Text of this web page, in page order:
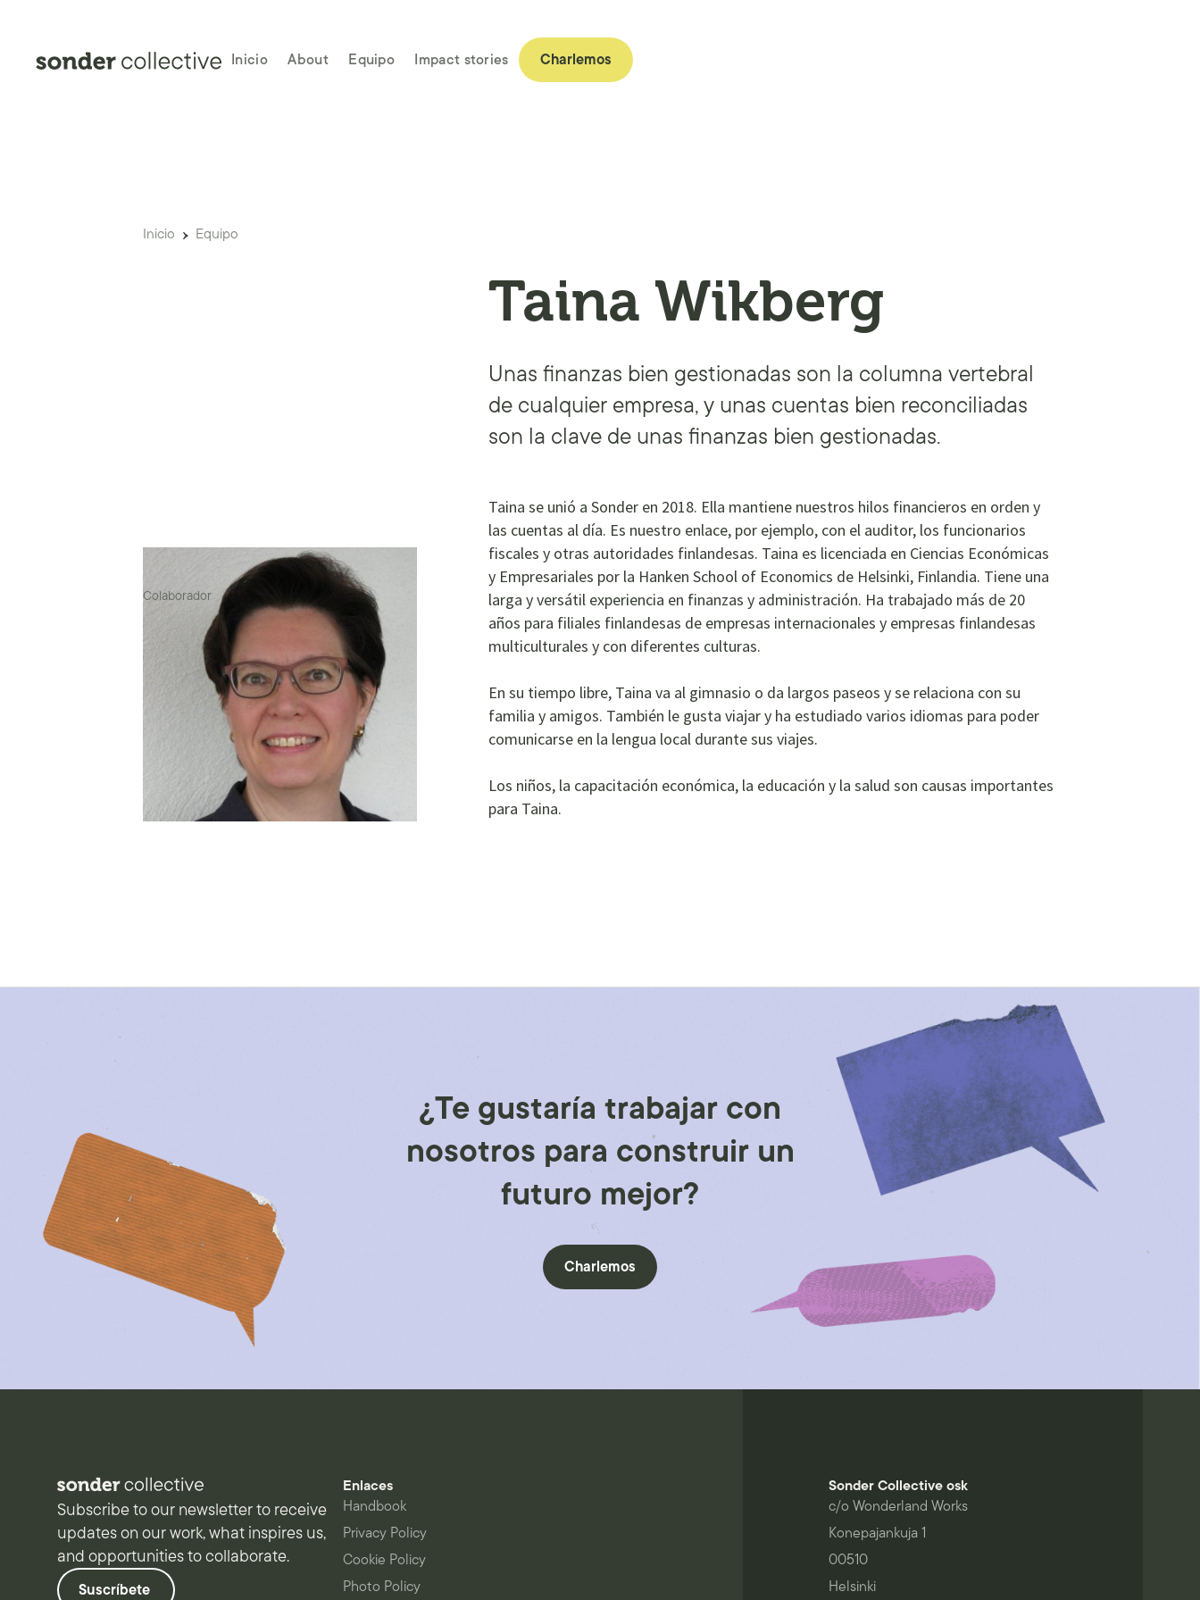
Inicio About Equipo Impact stories Charlemos
Inicio Equipo
Director financiero
Colaborador
Contextos de trabajo
🇫🇮 Finland
Áreas de especialización
Financiación de empresas
Taina Wikberg
Unas finanzas bien gestionadas son la columna vertebral
de cualquier empresa, y unas cuentas bien reconciliadas
son la clave de unas finanzas bien gestionadas.
Taina se unió a Sonder en 2018. Ella mantiene nuestros hilos financieros en orden y
las cuentas al día. Es nuestro enlace, por ejemplo, con el auditor, los funcionarios
fiscales y otras autoridades finlandesas. Taina es licenciada en Ciencias Económicas
y Empresariales por la Hanken School of Economics de Helsinki, Finlandia. Tiene una
larga y versátil experiencia en finanzas y administración. Ha trabajado más de 20
años para filiales finlandesas de empresas internacionales y empresas finlandesas
multiculturales y con diferentes culturas.
En su tiempo libre, Taina va al gimnasio o da largos paseos y se relaciona con su
familia y amigos. También le gusta viajar y ha estudiado varios idiomas para poder
comunicarse en la lengua local durante sus viajes.
Los niños, la capacitación económica, la educación y la salud son causas importantes
para Taina.
¿Te gustaría trabajar con
nosotros para construir un
futuro mejor?
Charlemos
Subscribe to our newsletter to receive
updates on our work, what inspires us,
and opportunities to collaborate.
Suscríbete
Enlaces
Handbook
Privacy Policy
Cookie Policy
Photo Policy
Sonder Collective osk
c/o Wonderland Works
Konepajankuja 1
00510
Helsinki